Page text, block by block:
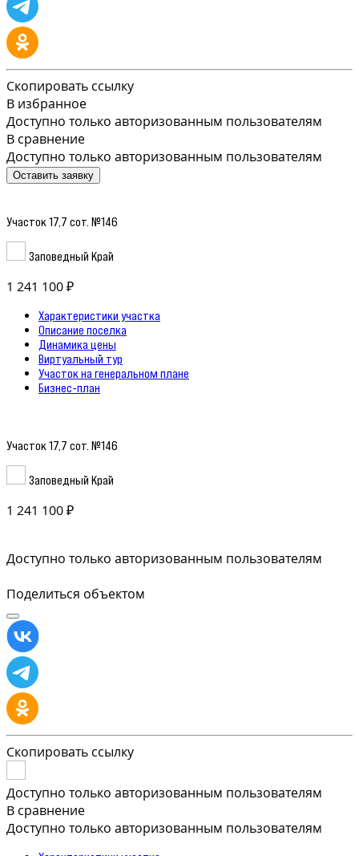
Скопировать ссылку
В избранное
Доступно только авторизованным пользователям
В сравнение
Доступно только авторизованным пользователям
Оставить заявку
Участок 17,7 сот. №146
Заповедный Край
1 241 100 ₽
Характеристики участка
Описание поселка
Динамика цены
Виртуальный тур
Участок на генеральном плане
Бизнес-план
Участок 17,7 сот. №146
Заповедный Край
1 241 100 ₽
Доступно только авторизованным пользователям
Поделиться объектом
Скопировать ссылку
Доступно только авторизованным пользователям
В сравнение
Доступно только авторизованным пользователям